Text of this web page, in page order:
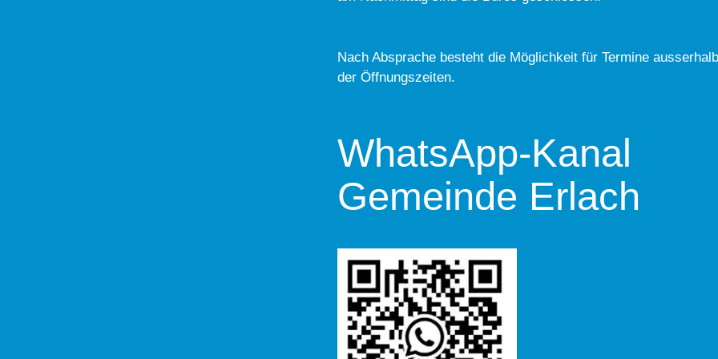
Nach Absprache besteht die Möglichkeit für Termine
der Öffnungszeiten.
WhatsApp-Kanal
Gemeinde Erlach